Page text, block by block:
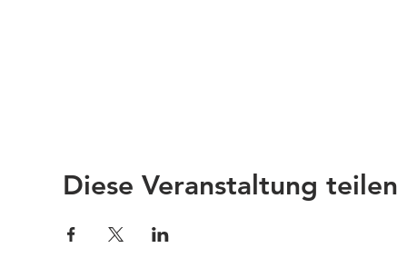
Diese Veranstaltung teilen